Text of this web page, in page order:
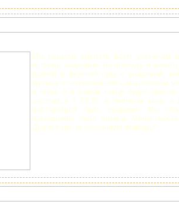
Мы решили сделать всем ученикам
истории академии, по приезду и
разной и вкусной еды и угощений,
музыка от изветнейшей в магическом
и игры, а в самом конце будет
состоится в 19.30, в бальном зале,
постараться быть вовремя! Мы
проведении бала членов
Драгонгарт за оказанную помощь!